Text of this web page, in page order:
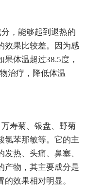
，能够起到退热的
效果比较差。因为感
体温超过38.5度，
治疗，降低体温
寿菊、银盘、野菊
氯苯那敏等。它的主
热、头痛、鼻塞、
产物，其主要成分是
效果相对明显。